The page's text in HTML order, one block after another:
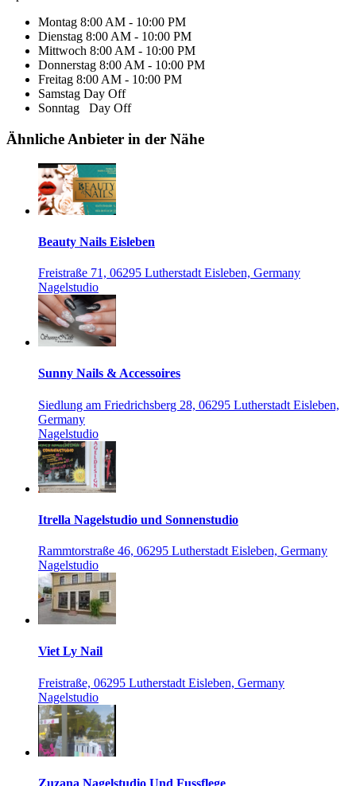
Montag 8:00 AM - 10:00 PM
Dienstag 8:00 AM - 10:00 PM
Mittwoch 8:00 AM - 10:00 PM
Donnerstag 8:00 AM - 10:00 PM
Freitag 8:00 AM - 10:00 PM
Samstag Day Off
Sonntag Day Off
Ähnliche Anbieter in der Nähe
Beauty Nails Eisleben
Freistraße 71, 06295 Lutherstadt Eisleben, Germany
Nagelstudio
Sunny Nails & Accessoires
Siedlung am Friedrichsberg 28, 06295 Lutherstadt Eisleben,
Germany
Nagelstudio
Itrella Nagelstudio und Sonnenstudio
Rammtorstraße 46, 06295 Lutherstadt Eisleben, Germany
Nagelstudio
Viet Ly Nail
Freistraße, 06295 Lutherstadt Eisleben, Germany
Nagelstudio
Zuzana Nagelstudio Und Fussflege